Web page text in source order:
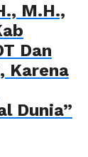
M.H.,
Dan
Karena
Dunia”